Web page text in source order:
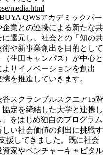
media.html
QWSアカデミックパー
企業との連携による新たな共
還元し、社会との「知の共
や新事業創出を目的として
生田キャンパス）が中心と
りイノベーションを創出
を推進していきます。
スクランブルスクエア15階
定を締結した大学と連携し
をはじめ独自のプログラム
い社会価値の創出に挑戦す
援してきました。既に社会
家やベンチャーキャピタル